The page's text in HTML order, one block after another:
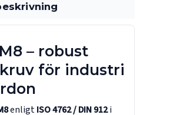
– robust
för industri
enligtISO 4762 / DIN 912i